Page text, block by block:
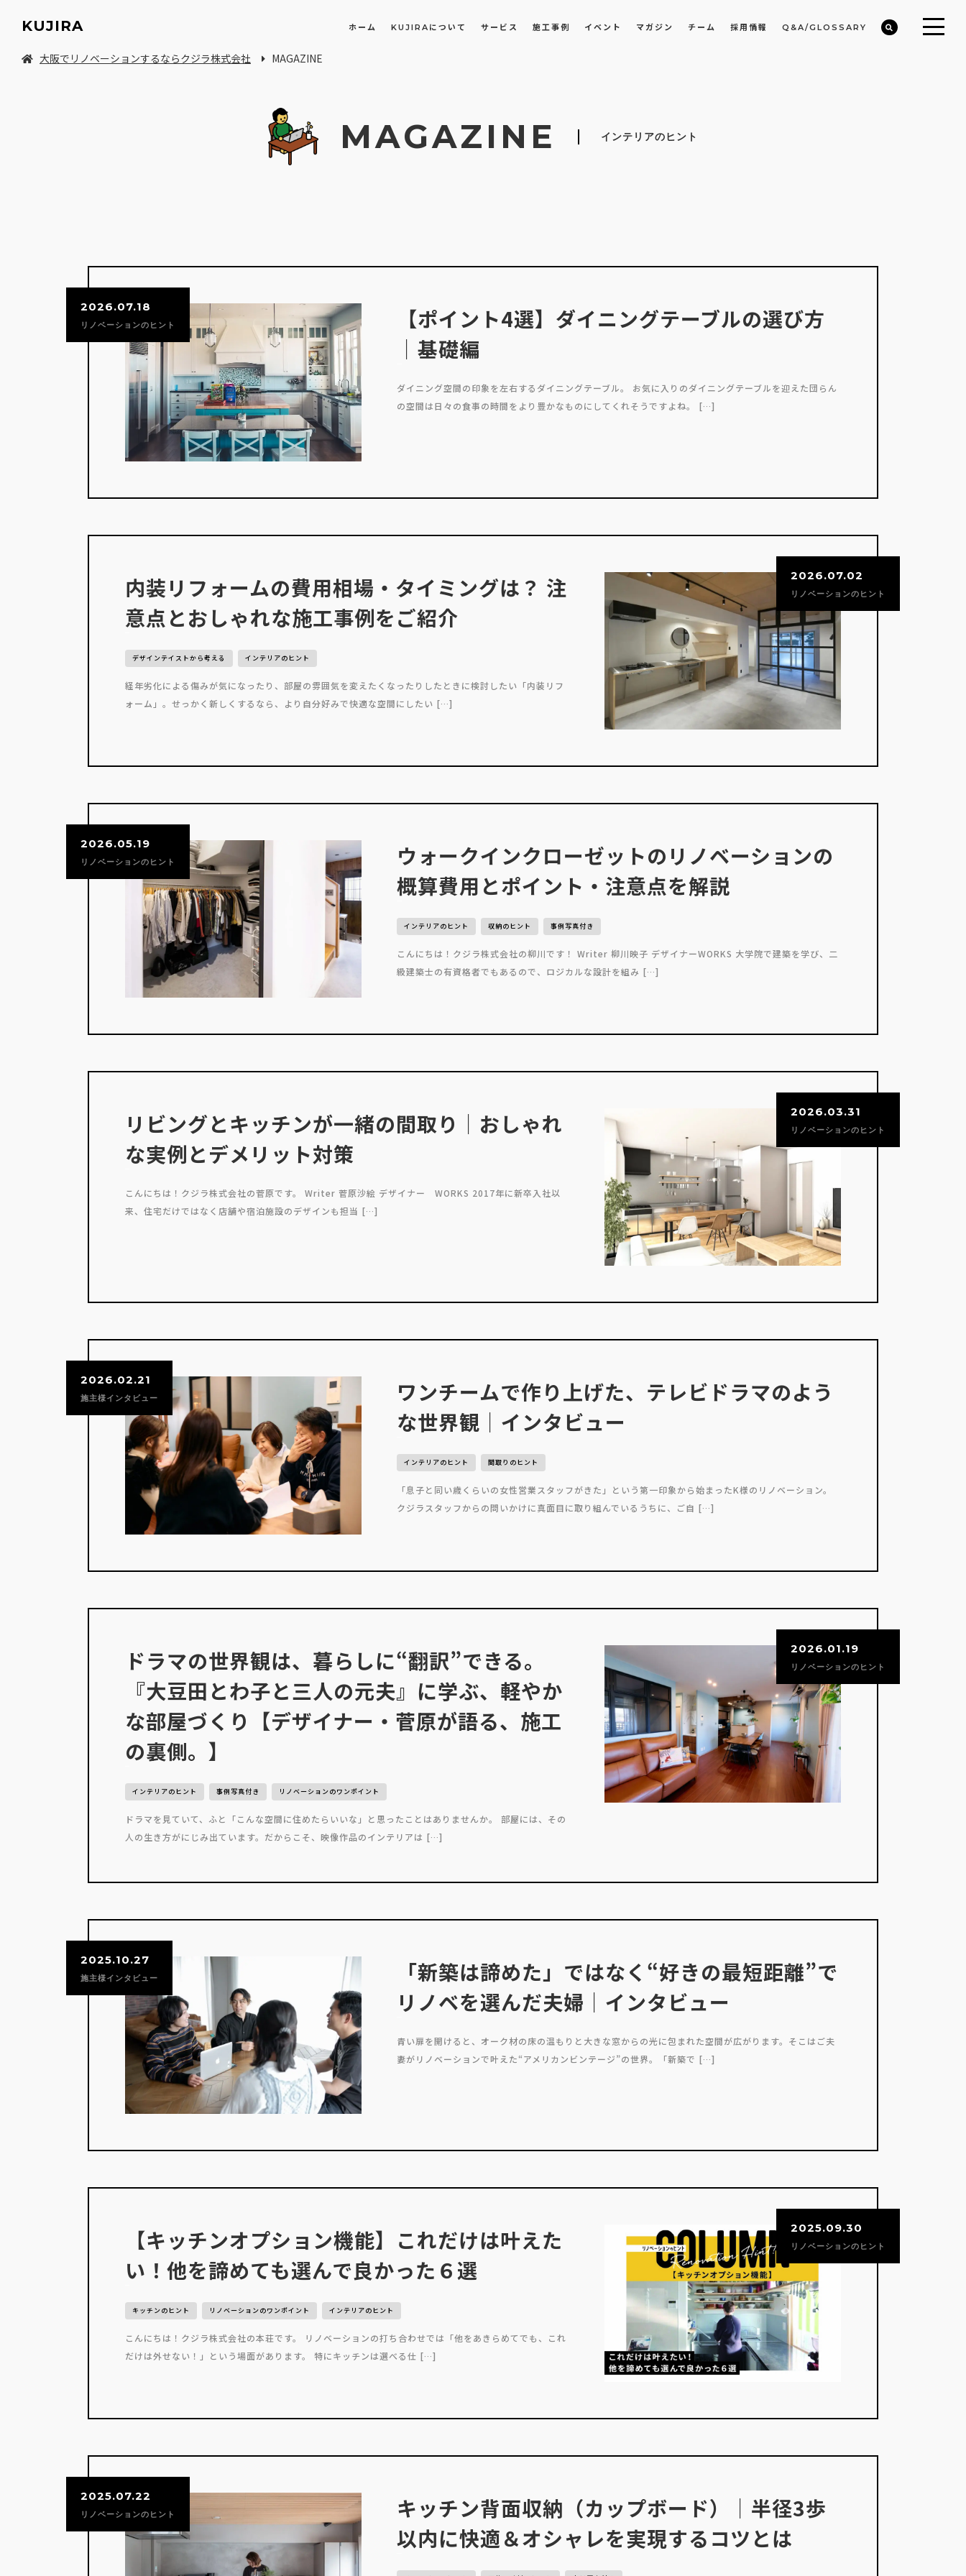
KUJIRA ホーム KUJIRAについて サービス 施工事例 イベント マガジン チーム 採用情報 Q&A/GLOSSARY
大阪でリノベーションするならクジラ株式会社 MAGAZINE
MAGAZINE インテリアのヒント
2026.07.18
リノベーションのヒント
【ポイント4選】ダイニングテーブルの選び方
｜基礎編
ダイニング空間の印象を左右するダイニングテーブル。 お気に入りのダイニングテーブルを迎えた団らん
の空間は日々の食事の時間をより豊かなものにしてくれそうですよね。 […]
2026.07.02
リノベーションのヒント
内装リフォームの費用相場・タイミングは？ 注
意点とおしゃれな施工事例をご紹介
デザインテイストから考える インテリアのヒント
経年劣化による傷みが気になったり、部屋の雰囲気を変えたくなったりしたときに検討したい「内装リフ
ォーム」。せっかく新しくするなら、より自分好みで快適な空間にしたい […]
2026.05.19
リノベーションのヒント
ウォークインクローゼットのリノベーションの
概算費用とポイント・注意点を解説
インテリアのヒント 収納のヒント 事例写真付き
こんにちは！クジラ株式会社の柳川です！ Writer 柳川映子 デザイナーWORKS 大学院で建築を学び、二
級建築士の有資格者でもあるので、ロジカルな設計を組み […]
2026.03.31
リノベーションのヒント
リビングとキッチンが一緒の間取り｜おしゃれ
な実例とデメリット対策
こんにちは！クジラ株式会社の菅原です。 Writer 菅原沙絵 デザイナー WORKS 2017年に新卒入社以
来、住宅だけではなく店舗や宿泊施設のデザインも担当 […]
2026.02.21
施主様インタビュー
ワンチームで作り上げた、テレビドラマのよう
な世界観｜インタビュー
インテリアのヒント 間取りのヒント
「息子と同い歳くらいの女性営業スタッフがきた」という第一印象から始まったK様のリノベーション。
クジラスタッフからの問いかけに真面目に取り組んでいるうちに、ご自 […]
2026.01.19
リノベーションのヒント
ドラマの世界観は、暮らしに“翻訳”できる。
『大豆田とわ子と三人の元夫』に学ぶ、軽やか
な部屋づくり【デザイナー・菅原が語る、施工
の裏側。】
インテリアのヒント 事例写真付き リノベーションのワンポイント
ドラマを見ていて、ふと「こんな空間に住めたらいいな」と思ったことはありませんか。 部屋には、その
人の生き方がにじみ出ています。だからこそ、映像作品のインテリアは […]
2025.10.27
施主様インタビュー
「新築は諦めた」ではなく“好きの最短距離”で
リノベを選んだ夫婦｜インタビュー
青い扉を開けると、オーク材の床の温もりと大きな窓からの光に包まれた空間が広がります。そこはご夫
妻がリノベーションで叶えた“アメリカンビンテージ”の世界。「新築で […]
2025.09.30
リノベーションのヒント
【キッチンオプション機能】これだけは叶えた
い！他を諦めても選んで良かった６選
キッチンのヒント リノベーションのワンポイント インテリアのヒント
こんにちは！クジラ株式会社の本荘です。 リノベーションの打ち合わせでは「他をあきらめてでも、これ
だけは外せない！」という場面があります。 特にキッチンは選べる仕 […]
2025.07.22
リノベーションのヒント
キッチン背面収納（カップボード）｜半径3歩
以内に快適＆オシャレを実現するコツとは